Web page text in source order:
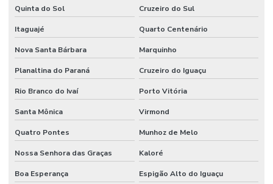
Quinta do Sol Cruzeiro do Sul
Itaguajé Quarto Centenário
Nova Santa Bárbara Marquinho
Planaltina do Paraná Cruzeiro do Iguaçu
Rio Branco do Ivaí Porto Vitória
Santa Mônica Virmond
Quatro Pontes Munhoz de Melo
Nossa Senhora das Graças Kaloré
Boa Esperança Espigão Alto do Iguaçu